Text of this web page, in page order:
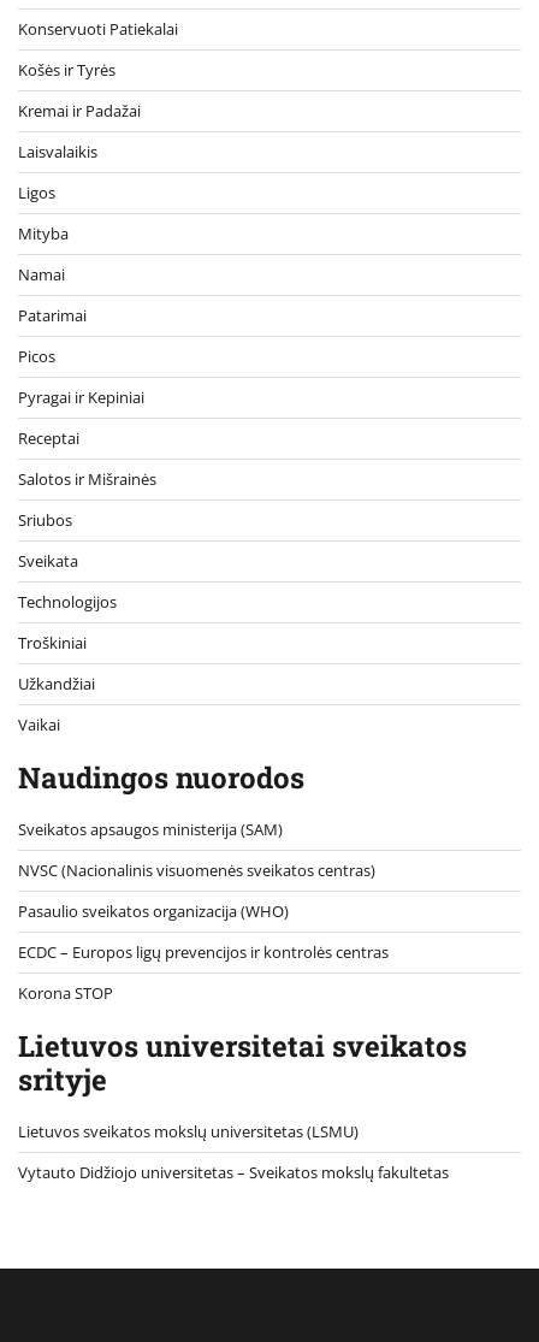
Konservuoti Patiekalai
Košės ir Tyrės
Kremai ir Padažai
Laisvalaikis
Ligos
Mityba
Namai
Patarimai
Picos
Pyragai ir Kepiniai
Receptai
Salotos ir Mišrainės
Sriubos
Sveikata
Technologijos
Troškiniai
Užkandžiai
Vaikai
Naudingos nuorodos
Sveikatos apsaugos ministerija (SAM)
NVSC (Nacionalinis visuomenės sveikatos centras)
Pasaulio sveikatos organizacija (WHO)
ECDC – Europos ligų prevencijos ir kontrolės centras
Korona STOP
Lietuvos universitetai sveikatos
srityje
Lietuvos sveikatos mokslų universitetas (LSMU)
Vytauto Didžiojo universitetas– Sveikatos mokslų fakultetas